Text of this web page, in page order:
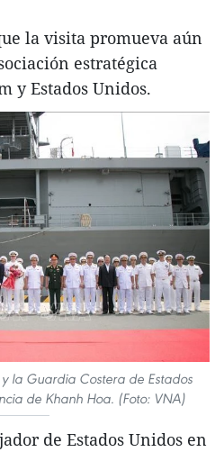
la visita promueva aún
estratégica
y Estados Unidos.
la Guardia Costera de Estados
de Khanh Hoa. (Foto: VNA)
de Estados Unidos en